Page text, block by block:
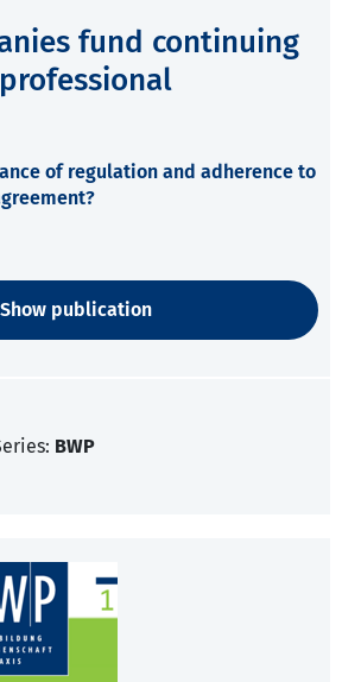
fund continuing
of regulation and adherence to
Show publication
BWP